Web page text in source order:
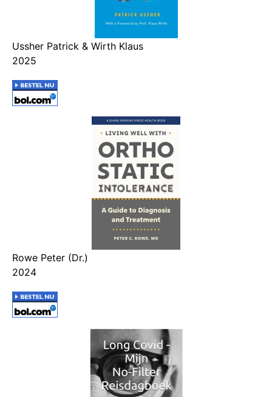
Ussher Patrick & Wirth Klaus
2025
Rowe Peter (Dr.)
2024